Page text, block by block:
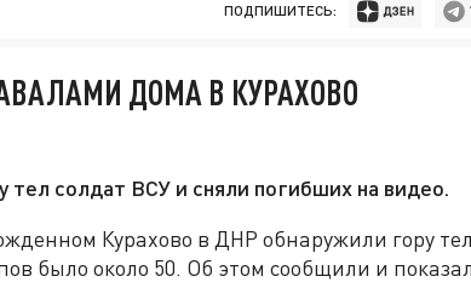
ПОДПИШИТЕСЬ:
ДОМА В КУРАХОВО
тел солдат ВСУ и сняли погибших на видео.
Курахово в ДНР обнаружили гору тел
было около 50. Об этом сообщили и